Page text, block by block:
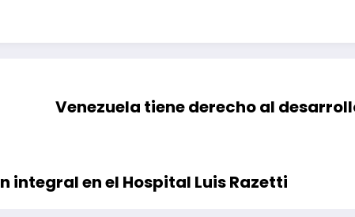
Venezuela tiene derecho al
en el Hospital Luis Razetti